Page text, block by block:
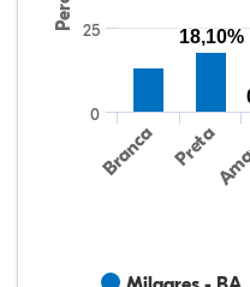
Branca Preta
0
25 18,10%